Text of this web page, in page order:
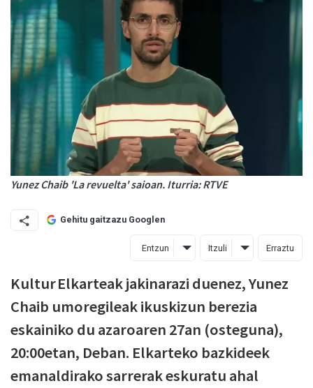
Yunez Chaib 'La revuelta' saioan. Iturria: RTVE
Gehitu gaitzazu Googlen
Entzun Itzuli Erraztu
Kultur Elkarteak jakinarazi duenez, Yunez
Chaib umoregileak ikuskizun berezia
eskainiko du azaroaren 27an (osteguna),
20:00etan, Deban. Elkarteko bazkideek
emanaldirako sarrerak eskuratu ahal